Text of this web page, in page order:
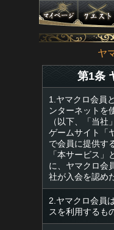
ヤ
第1条
1.ヤマクロ会員
ンターネットを
（以下、「当
ゲームサイト「
で会員に提供す
「本サービス
に、ヤマクロ会
社が入会を認め
2.ヤマクロ会員
スを利用するも